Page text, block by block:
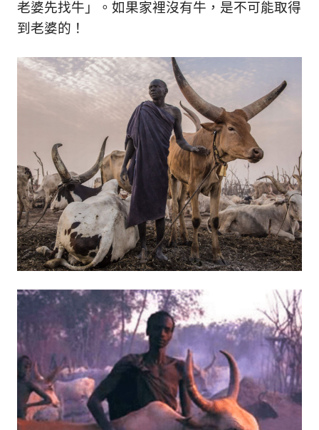
老婆先找牛」。如果家裡沒有牛，是不可能取得
到老婆的！